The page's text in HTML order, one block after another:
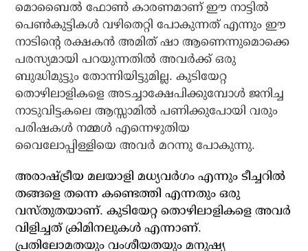
മൊബൈല്‍ ഫോണ്‍ കാരണമാണ് ഈ നാട്ടില്‍
പെണ്‍കുട്ടികള്‍ വഴിതെറ്റി പോകുന്നത് എന്നും ഈ
നാടിന്റെ രക്ഷകന്‍ അമിത് ഷാ ആണെന്നുമൊക്കെ
പരസ്യമായി പറയുന്നതില്‍ അവര്‍ക്ക് ഒരു
ബുദ്ധിമുട്ടും തോന്നിയിട്ടുമില്ല. കുടിയേറ്റ
തൊഴിലാളികളെ അടച്ചാക്ഷേപിക്കുമ്പോള്‍ ജനിച്ച
നാടുവിട്ടകലെ ആസ്സാമില്‍ പണിക്കുപോയി വരും
പരിഷകള്‍ നമ്മള്‍ എന്നെഴുതിയ
വൈലോപ്പിള്ളിയെ അവര്‍ മറന്നു പോകുന്നു.
അരാഷ്ട്രീയ മലയാളി മധ്യവര്‍ഗം എന്നും ടീച്ചറില്‍
തങ്ങളെ തന്നെ കണ്ടെത്തി എന്നതും ഒരു
വസ്തുതയാണ്. കുടിയേറ്റ തൊഴിലാളികളെ അവര്‍
വിളിച്ചത് ക്രിമിനലുകള്‍ എന്നാണ്.
പ്രതിലോമതയും വംശീയതയും മനുഷ്യ